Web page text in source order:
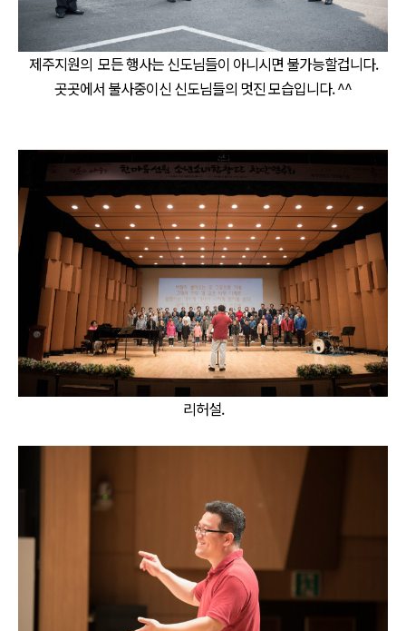
제주지원의 모든 행사는 신도님들이 아니시면 불가능할겁니다.
곳곳에서 불사중이신 신도님들의 멋진 모습입니다. ^^
리허설.